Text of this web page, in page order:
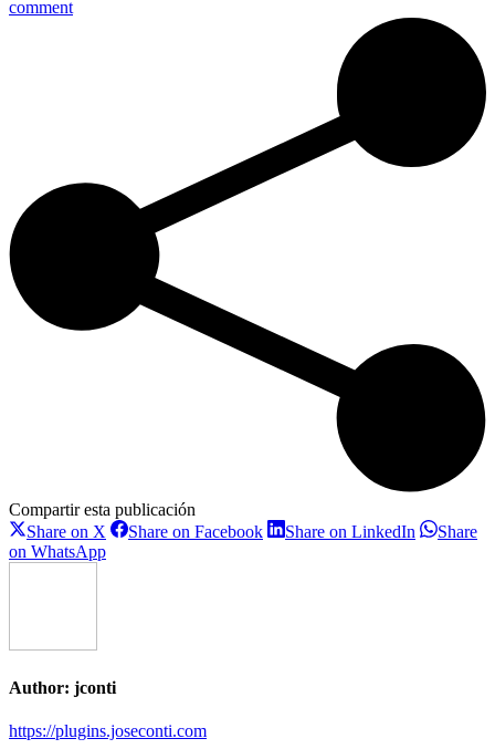
comment
Compartir esta publicación
Share on X Share
on
Share on FacebookShareShare on LinkedIn ShareShare
on WhatsAppShare
Author: jconti
https://plugins.joseconti.com